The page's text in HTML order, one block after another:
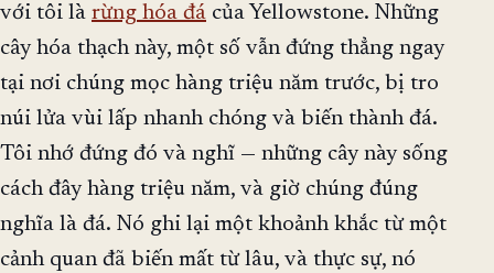
với tôi là rừng hóa đá của Yellowstone. Những
cây hóa thạch này, một số vẫn đứng thẳng ngay
tại nơi chúng mọc hàng triệu năm trước, bị tro
núi lửa vùi lấp nhanh chóng và biến thành đá.
Tôi nhớ đứng đó và nghĩ — những cây này sống
cách đây hàng triệu năm, và giờ chúng đúng
nghĩa là đá. Nó ghi lại một khoảnh khắc từ một
cảnh quan đã biến mất từ lâu, và thực sự, nó